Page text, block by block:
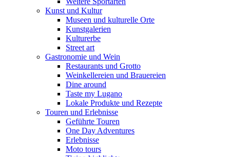
Kunst und Kultur
Museen und kulturelle Orte
Kunstgalerien
Kulturerbe
Street art
Gastronomie und Wein
Restaurants und Grotto
Weinkellereien und Brauereien
Dine around
Taste my Lugano
Lokale Produkte und Rezepte
Touren und Erlebnisse
Geführte Touren
One Day Adventures
Erlebnisse
Moto tours